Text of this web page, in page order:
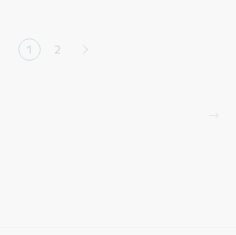
Pašreizējā lapa
1 Lapa
2